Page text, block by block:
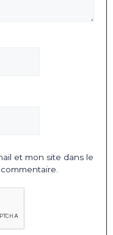
et mon site dans le